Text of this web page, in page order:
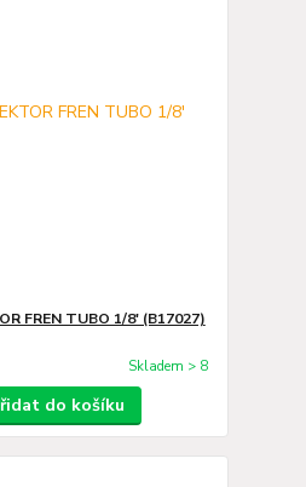
FREN TUBO 1/8' (B17027)
Skladem > 8
do košíku